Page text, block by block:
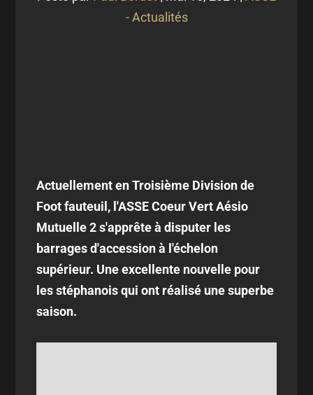
- Actualités
Actuellement en Troisième Division de
Foot fauteuil, l'ASSE Coeur Vert Aésio
Mutuelle 2 s'apprête à disputer les
barrages d'accession à l'échelon
supérieur. Une excellente nouvelle pour
les stéphanois qui ont réalisé une superbe
saison.